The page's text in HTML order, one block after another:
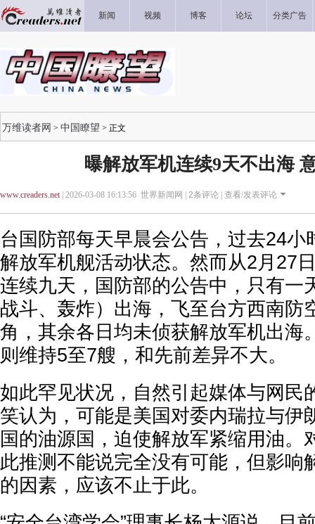
新闻 视频 博客 论坛 分类广告
万维读者网 > 中国瞭望 > 正文
曝解放军机连续9天不出海
www.creaders.net| 2026-03-08 16:13:56 世界新闻网 | 2条评论 | 查看/发表评论
台国防部每天早晨会公告，过去24小
解放军机舰活动状态。然而从2月27
连续九天，国防部的公告中，只有一
战斗、轰炸）出海，飞至台方西南防
角，其余各日均未侦获解放军机出海
则维持5至7艘，和先前差异不大。
如此罕见状况，自然引起媒体与网民
笑认为，可能是美国对委内瑞拉与伊
国的油源国，迫使解放军紧缩用油。
此推测不能说完全没有可能，但影响
的因素，应该不止于此。